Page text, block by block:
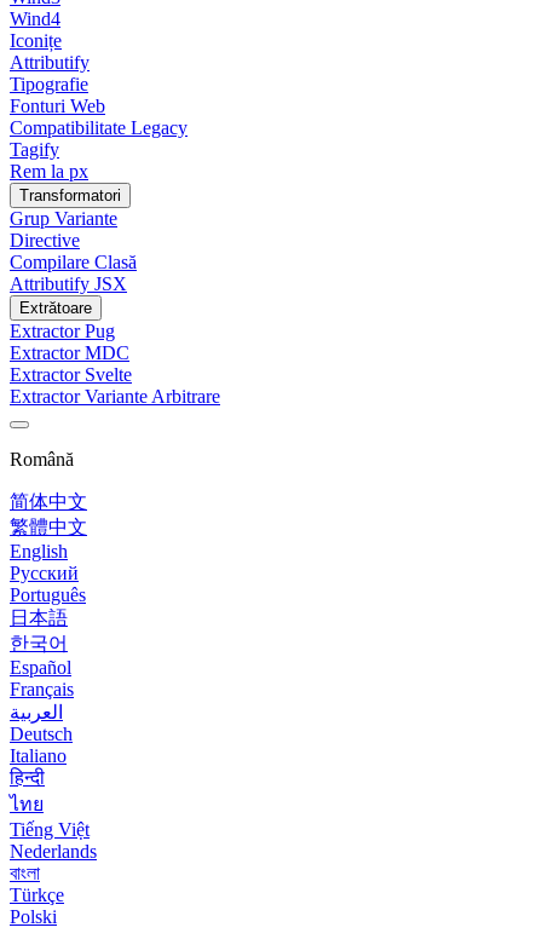
Wind4
Iconițe
Attributify
Tipografie
Fonturi Web
Compatibilitate Legacy
Tagify
Rem la px
Transformatori
Grup Variante
Directive
Compilare Clasă
Attributify JSX
Extrătoare
Extractor Pug
Extractor MDC
Extractor Svelte
Extractor Variante Arbitrare
Română
简体中文
繁體中文
English
Русский
Português
日本語
한국어
Español
Français
العربية
Deutsch
Italiano
हिन्दी
ไทย
Tiếng Việt
Nederlands
বাংলা
Türkçe
Polski